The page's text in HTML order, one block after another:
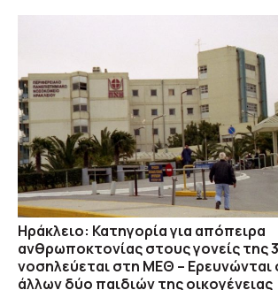
Ηράκλειο: Κατηγορία για απόπειρα
ανθρωποκτονίας στους γονείς της
νοσηλεύεται στη ΜΕΘ – Ερευνώνται
άλλων δύο παιδιών της οικογένειας